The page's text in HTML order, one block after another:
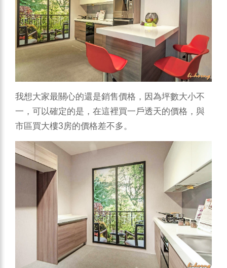
我想大家最關心的還是銷售價格，因為坪數大小不
一，可以確定的是，在這裡買一戶透天的價格，與
市區買大樓3房的價格差不多。